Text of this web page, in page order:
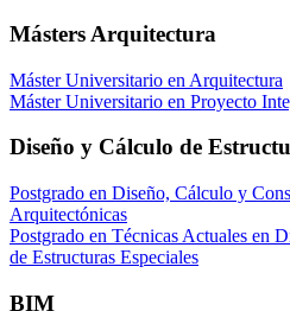
Másters Arquitectura
Máster Universitario en Arquitectura
Máster Universitario en Proyecto
Diseño y Cálculo de
Postgrado en Diseño, Cálculo y
Arquitectónicas
Postgrado en Técnicas Actuales en
de Estructuras Especiales
BIM